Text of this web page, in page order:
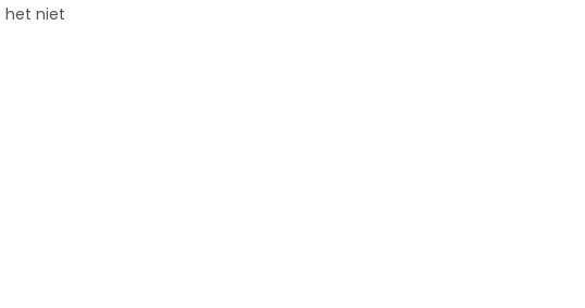
het niet